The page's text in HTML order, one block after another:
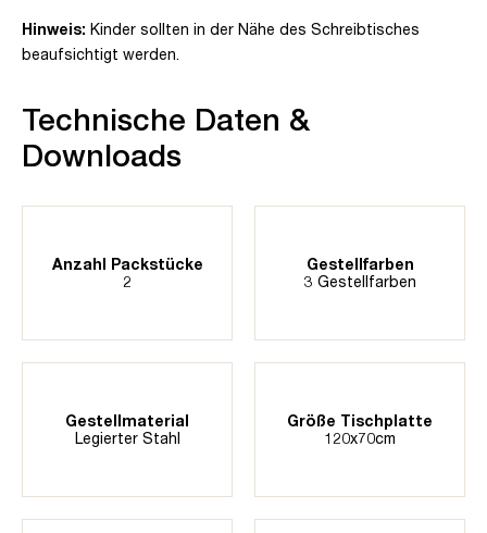
Hinweis: Kinder sollten in der Nähe des Schreibtisches
beaufsichtigt werden.
Technische Daten &
Downloads
Anzahl Packstücke
2
Gestellfarben
3 Gestellfarben
Gestellmaterial
Legierter Stahl
Größe Tischplatte
120x70cm